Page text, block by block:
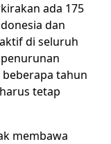
ada 175
dan
di seluruh
tahun
tetap
membawa